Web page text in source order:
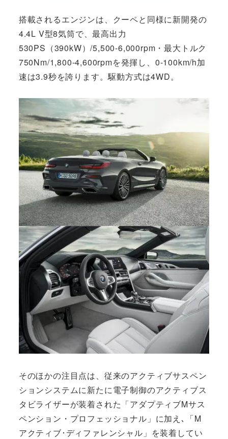
搭載されるエンジンは、クーペと同様に新開発の
4.4L V型8気筒で、最高出力
530PS（390kW）/5,500-6,000rpm・最大トルク
750Nm/1,800-4,600rpmを発揮し、0-100km/h加
速は3.9秒を誇ります。駆動方式は4WD。
そのほかの注目点は、従来のアクティブサスペン
ションシステムに新たに電子制御のアクティブス
タビライザーが装着された「アダプティブMサス
ペンション・プロフェッショナル」に加え､「M
アクティブ･ディファレンシャル」を装着してい